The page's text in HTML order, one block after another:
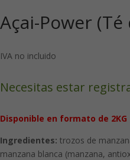
Açai-Power
IVA no incluido
Necesitas estar
Disponible en formato de 2KG
Ingredientes: trozos de
manzana blanca (manzana,